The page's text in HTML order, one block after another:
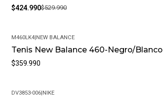
$424.990$529.990
M460LK4|NEW BALANCE
Tenis New Balance 460-Negro/Blanco
$359.990
DV3853-006|NIKE